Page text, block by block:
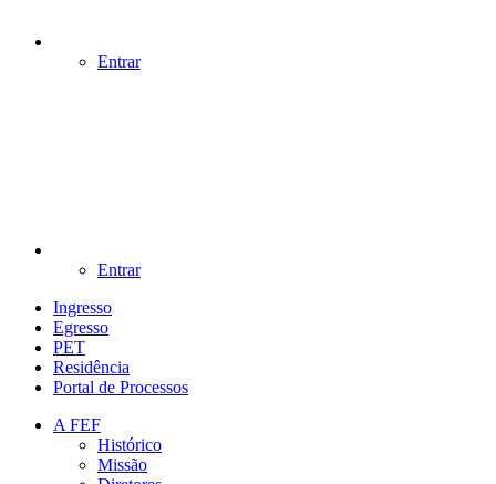
Entrar
Entrar
Ingresso
Egresso
PET
Residência
Portal de Processos
A FEF
Histórico
Missão